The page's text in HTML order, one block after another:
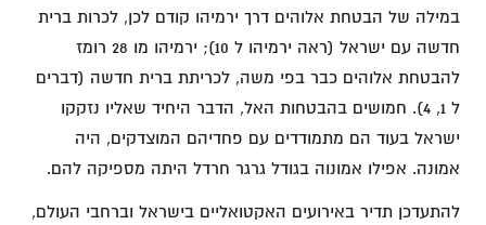
במילה של הבטחת אלוהים דרך ירמיהו קודם לכן, לכרות ברית
חדשה עם ישראל (ראה ירמיהו ל 10); ירמיהו מו 28 רומז
להבטחת אלוהים כבר בפי משה, לכריתת ברית חדשה (דברים
ל 1, 4). חמושים בהבטחות האל, הדבר היחיד שאליו נזקקו
ישראל בעוד הם מתמודדים עם פחדיהם המוצדקים, היה
אמונה. אפילו אמונוה בגודל גרגר חרדל היתה מספיקה להם.
להתעדכן תדיר באירועים האקטואליים בישראל וברחבי העולם,